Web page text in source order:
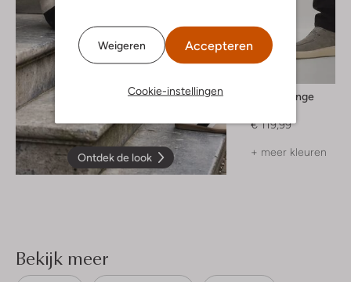
Weigeren Accepteren
Cookie-instellingen
Ontdek de look
Boss Orange
€ 119,99
+ meer kleuren
Bekijk meer